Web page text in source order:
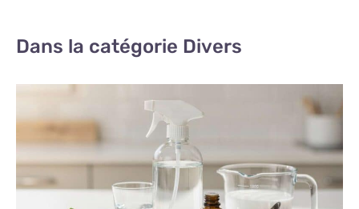
Dans la catégorie Divers